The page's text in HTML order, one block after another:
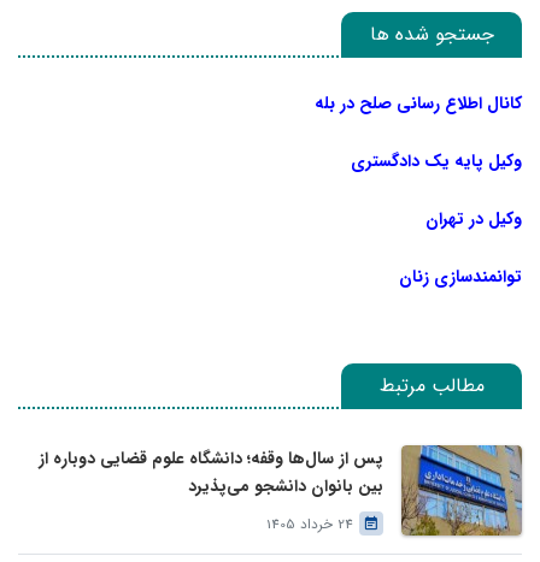
جستجو شده ها
کانال اطلاع رسانی صلح در بله
وکیل پایه یک دادگستری
وکیل در تهران
توانمندسازی زنان
مطالب مرتبط
پس از سال‌ها وقفه؛ دانشگاه علوم قضایی دوباره از
بین بانوان دانشجو می‌پذیرد
24 خرداد 1405